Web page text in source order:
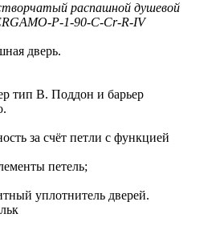
распашной душевой
P-1-90-C-Cr-R-IV
дверь.
тип B. Поддон и барьер
за счёт петли с функцией
петель;
уплотнитель дверей.